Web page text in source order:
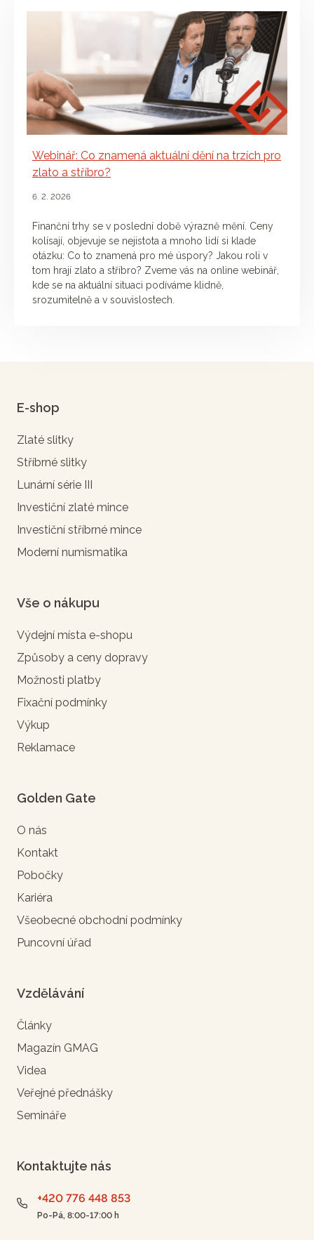
Webinář: Co znamená aktuální dění na trzích pro
zlato a stříbro?
6. 2. 2026
Finanční trhy se v poslední době výrazně mění. Ceny
kolísají, objevuje se nejistota a mnoho lidí si klade
otázku: Co to znamená pro mé úspory? Jakou roli v
tom hrají zlato a stříbro? Zveme vás na online webinář,
kde se na aktuální situaci podíváme klidně,
srozumitelně a v souvislostech.
E-shop
Zlaté slitky
Stříbrné slitky
Lunární série III
Investiční zlaté mince
Investiční stříbrné mince
Moderní numismatika
Vše o nákupu
Výdejní místa e-shopu
Způsoby a ceny dopravy
Možnosti platby
Fixační podmínky
Výkup
Reklamace
Golden Gate
O nás
Kontakt
Pobočky
Kariéra
Všeobecné obchodní podmínky
Puncovní úřad
Vzdělávání
Články
Magazín GMAG
Videa
Veřejné přednášky
Semináře
Kontaktujte nás
+420 776 448 853
Po-Pá, 8:00-17:00 h